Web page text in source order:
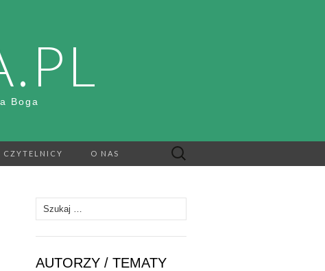
Boga
CZYTELNICY O NAS Szukaj:
Szukaj:
AUTORZY / TEMATY